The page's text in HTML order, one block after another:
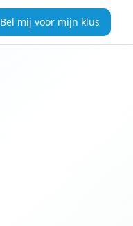
Bel mij voor mijn klus